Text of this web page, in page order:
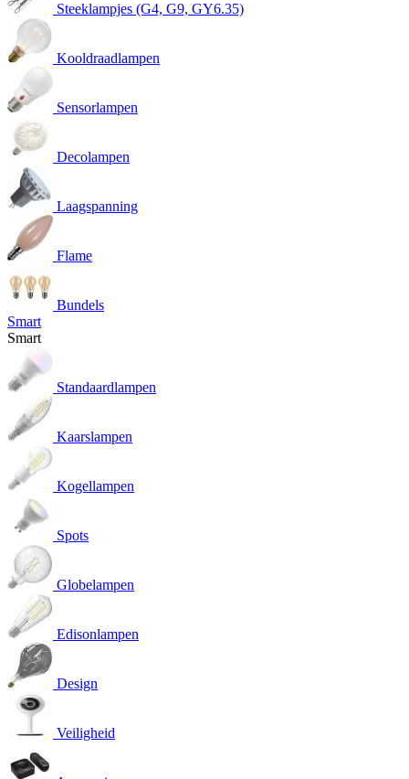
Steeklampjes (G4, G9, GY6.35)
Kooldraadlampen
Sensorlampen
Decolampen
Laagspanning
Flame
Bundels
Smart
Smart
Standaardlampen
Kaarslampen
Kogellampen
Spots
Globelampen
Edisonlampen
Design
Veiligheid